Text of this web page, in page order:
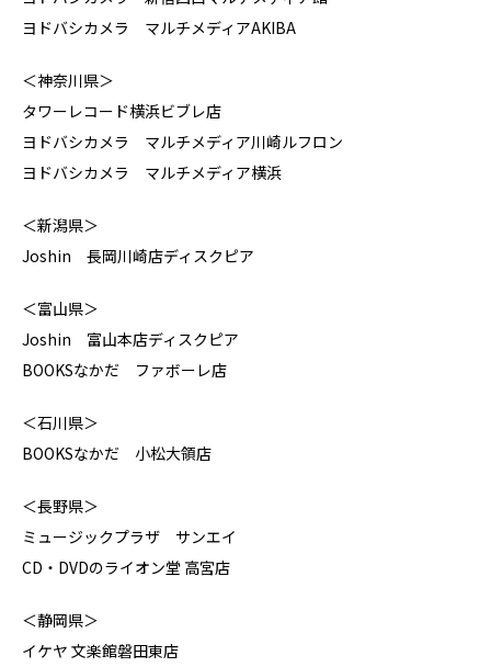
ヨドバシカメラ マルチメディアAKIBA
＜神奈川県＞
タワーレコード横浜ビブレ店
ヨドバシカメラ マルチメディア川崎ルフロン
ヨドバシカメラ マルチメディア横浜
＜新潟県＞
Joshin 長岡川崎店ディスクピア
＜富山県＞
Joshin 富山本店ディスクピア
BOOKSなかだ ファボーレ店
＜石川県＞
BOOKSなかだ 小松大領店
＜長野県＞
ミュージックプラザ サンエイ
CD・DVDのライオン堂 高宮店
＜静岡県＞
イケヤ 文楽館磐田東店